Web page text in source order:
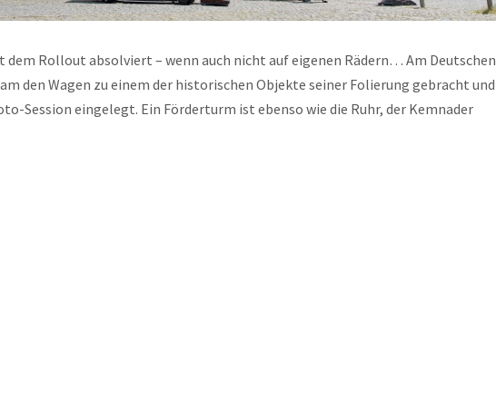
dem Rollout absolviert – wenn auch nicht auf eigenen Rädern… Am Deutschen
den Wagen zu einem der historischen Objekte seiner Folierung gebracht und
Session eingelegt. Ein Förderturm ist ebenso wie die Ruhr, der Kemnader